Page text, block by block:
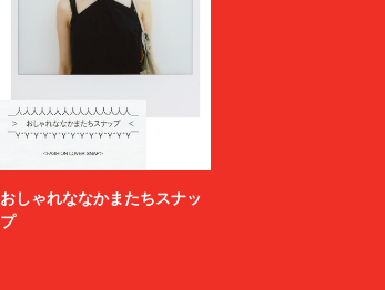
おしゃれななかまたちスナッ
プ